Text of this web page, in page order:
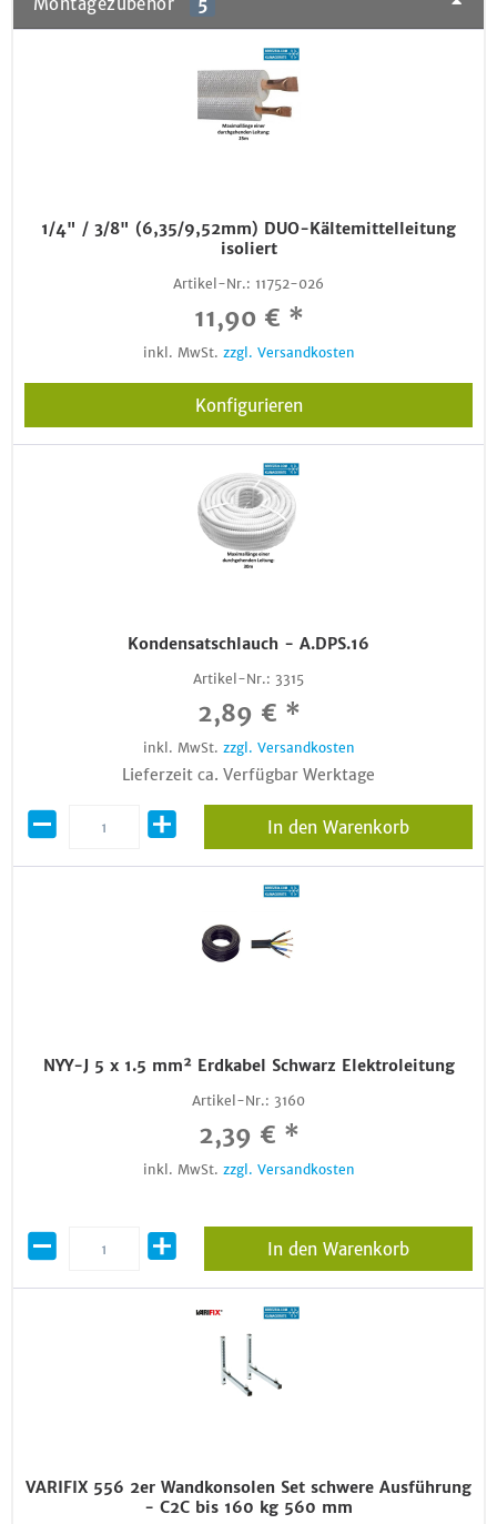
1/4" / 3/8" (6,35/9,52mm) DUO-Kältemittelleitung
isoliert
Artikel-Nr.: 11752-026
11,90 € *
inkl. MwSt. zzgl. Versandkosten
Konfigurieren
Kondensatschlauch - A.DPS.16
Artikel-Nr.: 3315
2,89 € *
inkl. MwSt. zzgl. Versandkosten
Lieferzeit ca. Verfügbar Werktage
In den Warenkorb
NYY-J 5 x 1.5 mm² Erdkabel Schwarz Elektroleitung
Artikel-Nr.: 3160
2,39 € *
inkl. MwSt. zzgl. Versandkosten
In den Warenkorb
VARIFIX 556 2er Wandkonsolen Set schwere Ausführung
- C2C bis 160 kg 560 mm